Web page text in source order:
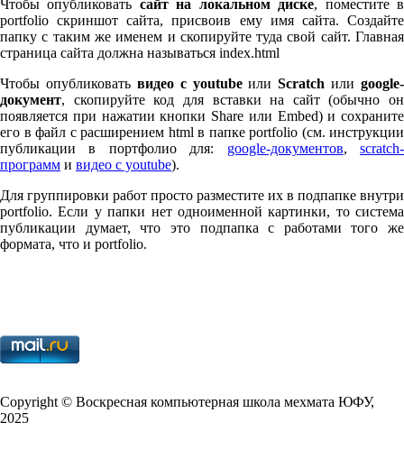
Чтобы опубликовать сайт на локальном диске, поместите в
port­fo­lio скриншот сайта, присвоив ему имя сайта. Создайте
папку с таким же именем и скопируйте туда свой сайт. Главная
страница сайта должна называться index.html
Чтобы опубликовать видео с youtubeилиScratch или google-
документ, скопируйте код для вставки на сайт (обычно он
появляется при нажатии кнопки Share или Embed) и сохраните
его в файл с расширением html в папке port­fo­lio (см. инструкции
публикации в портфолио для: google-документов,scratch-
программ и видео с youtube).
Для группировки работ просто разместите их в подпапке внутри
port­fo­lio. Если у папки нет одноименной картинки, то система
публикации думает, что это подпапка с работами того же
формата, что и port­fo­lio.
Copy­right © Воскресная компьютерная школа мехмата ЮФУ,
2025